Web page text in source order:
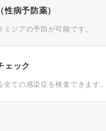
性病予防薬）
ジアの予防が可能です。
ェック
全ての感染症を検査できます。